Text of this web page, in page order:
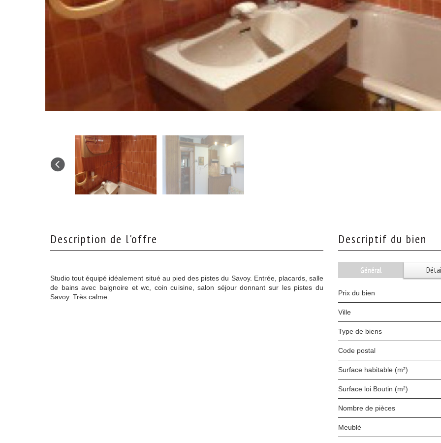
description de l'offre
Studio tout équipé idéalement situé au pied des pistes du Savoy. Entrée, placards, salle
de bains avec baignoire et wc, coin cuisine, salon séjour donnant sur les pistes du
Savoy. Très calme.
descriptif du bien
Général
Prix du bien
Ville
Type de biens
Code postal
Surface habitable (m²)
Surface loi Boutin (m²)
Nombre de pièces
Meublé